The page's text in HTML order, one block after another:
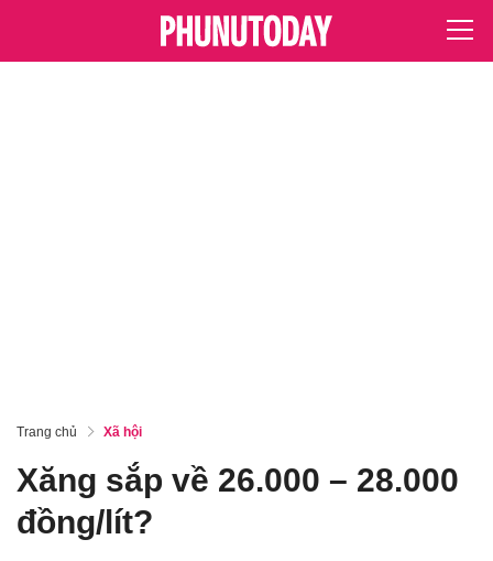
Trang chủ Xã hội
Xăng sắp về 26.000 – 28.000
đồng/lít?